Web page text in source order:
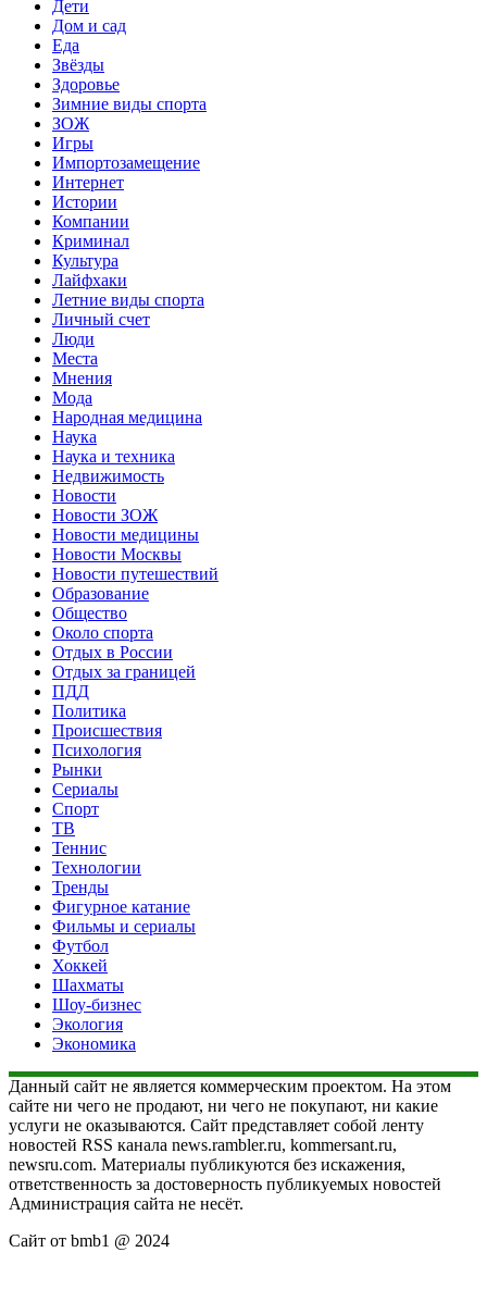
Дети
Дом и сад
Еда
Звёзды
Здоровье
Зимние виды спорта
ЗОЖ
Игры
Импортозамещение
Интернет
Истории
Компании
Криминал
Культура
Лайфхаки
Летние виды спорта
Личный счет
Люди
Места
Мнения
Мода
Народная медицина
Наука
Наука и техника
Недвижимость
Новости
Новости ЗОЖ
Новости медицины
Новости Москвы
Новости путешествий
Образование
Общество
Около спорта
Отдых в России
Отдых за границей
ПДД
Политика
Происшествия
Психология
Рынки
Сериалы
Спорт
ТВ
Теннис
Технологии
Тренды
Фигурное катание
Фильмы и сериалы
Футбол
Хоккей
Шахматы
Шоу-бизнес
Экология
Экономика
Данный сайт не является коммерческим проектом. На этом
сайте ни чего не продают, ни чего не покупают, ни какие
услуги не оказываются. Сайт представляет собой ленту
новостей RSS канала news.rambler.ru, kommersant.ru,
newsru.com. Материалы публикуются без искажения,
ответственность за достоверность публикуемых новостей
Администрация сайта не несёт.
Сайт от bmb1 @ 2024